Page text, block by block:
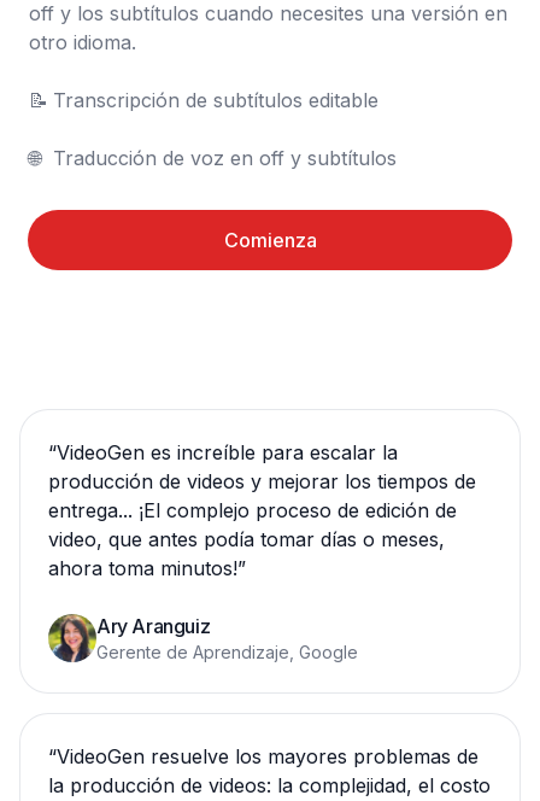
off y los subtítulos cuando necesites una versión en
otro idioma.
📝	Transcripción de subtítulos editable
🌐	Traducción de voz en off y subtítulos
Comienza
“VideoGen es increíble para escalar la
producción de videos y mejorar los tiempos de
entrega... ¡El complejo proceso de edición de
video, que antes podía tomar días o meses,
ahora toma minutos!”
Ary Aranguiz
Gerente de Aprendizaje, Google
“VideoGen resuelve los mayores problemas de
la producción de videos: la complejidad, el costo